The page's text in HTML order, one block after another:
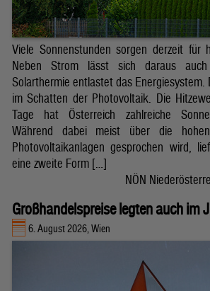
Viele Sonnenstunden sorgen derzeit für
Neben Strom lässt sich daraus auch
Solarthermie entlastet das
im Schatten der Photovoltaik. Die
Tage hat Österreich zahlreiche
Während dabei meist über die
Photovoltaikanlagen gesprochen wird,
eine zweite Form […]
NÖN
Großhandelspreise legten auch im
6. August 2026, Wien